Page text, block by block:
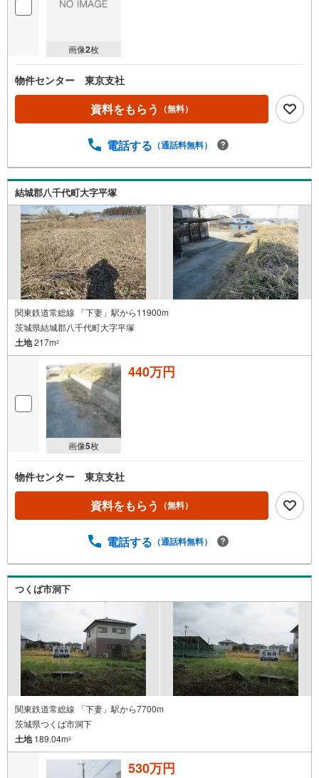
画像2枚
物件センター 東京支社
資料をもらう （無料）
電話する （通話料無料）
結城郡八千代町大字平塚
関東鉄道常総線 「下妻」駅から11900m
茨城県結城郡八千代町大字平塚
土地217m2
画像5枚
440万円
物件センター 東京支社
資料をもらう （無料）
電話する （通話料無料）
つくば市洞下
関東鉄道常総線 「下妻」駅から7700m
茨城県つくば市洞下
土地189.04m2
530万円